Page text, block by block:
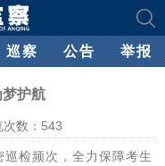
巡察 公告 举报
护航
数： 543
检频次，全力保障考生